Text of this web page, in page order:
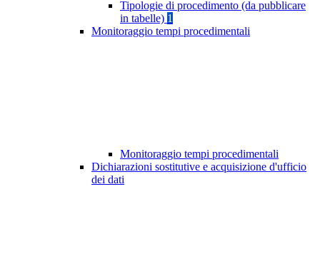
Tipologie di procedimento (da pubblicare
in tabelle) 1
Monitoraggio tempi procedimentali
Monitoraggio tempi procedimentali
Dichiarazioni sostitutive e acquisizione d'ufficio
dei dati